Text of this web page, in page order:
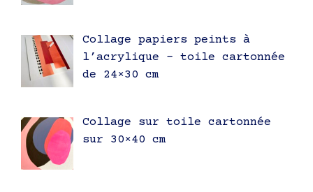
Collage papiers peints à
l’acrylique – toile cartonnée
de 24×30 cm
Collage sur toile cartonnée
sur 30×40 cm